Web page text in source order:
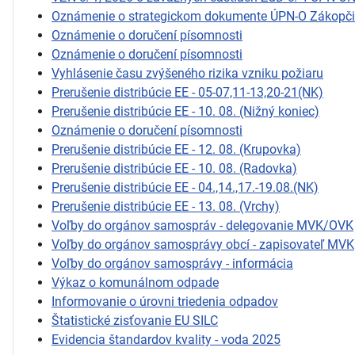
Oznámenie o strategickom dokumente ÚPN-O
Oznámenie o doručení písomnosti
Oznámenie o doručení písomnosti
Vyhlásenie času zvýšeného rizika vzniku požiaru
Prerušenie distribúcie EE - 05-07,11-13,20-21(NK)
Prerušenie distribúcie EE - 10. 08. (Nižný koniec)
Oznámenie o doručení písomnosti
Prerušenie distribúcie EE - 12. 08. (Krupovka)
Prerušenie distribúcie EE - 10. 08. (Radovka)
Prerušenie distribúcie EE - 04.,14.,17.-19.08.(NK)
Prerušenie distribúcie EE - 13. 08. (Vrchy)
Voľby do orgánov samospráv - delegovanie MVK/OVK
Voľby do orgánov samosprávy obcí - zapisovateľ MVK
Voľby do orgánov samosprávy - informácia
Výkaz o komunálnom odpade
Informovanie o úrovni triedenia odpadov
Štatistické zisťovanie EU SILC
Evidencia štandardov kvality - voda 2025